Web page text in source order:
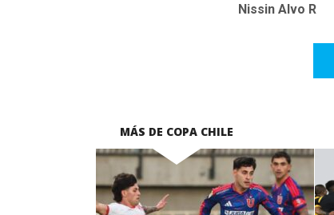
Nissin Alvo R
MÁS DE COPA CHILE